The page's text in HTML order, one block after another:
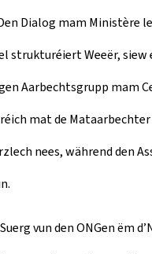
Dialog mam Ministère
strukturéiert Weeër, siew
Aarbechtsgrupp mam
mat de
nees, während den
vun den ONGen ëm